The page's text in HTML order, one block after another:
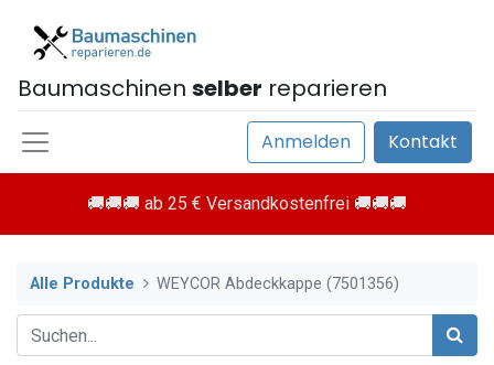
Baumaschinen selber reparieren
Anmelden Kontakt
🚚🚚🚚 ab 25 € Versandkostenfrei 🚚🚚🚚
Alle Produkte WEYCOR Abdeckkappe (7501356)